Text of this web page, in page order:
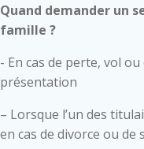
Quand demander un
famille ?
- En cas de perte, vol
présentation
– Lorsque l’un des
en cas de divorce ou de